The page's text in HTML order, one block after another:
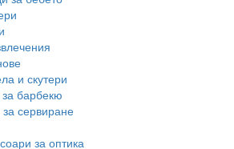
и скутери
барбекю
сервиране
за оптика